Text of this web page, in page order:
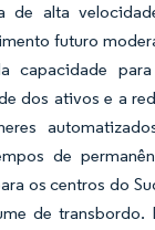
de alta
futuro
capacidade
dos ativos e a
de
os centros do
de transbordo.